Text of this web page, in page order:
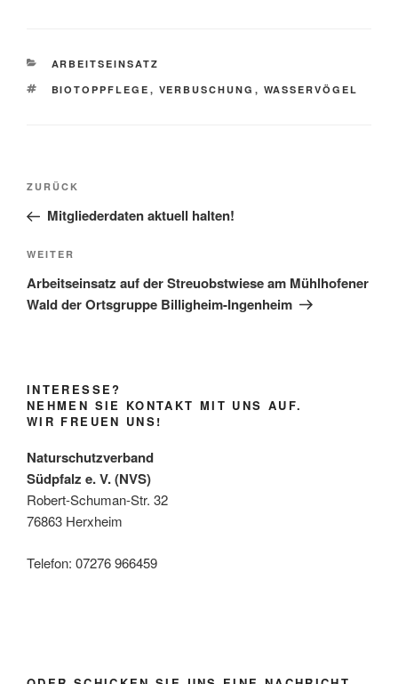
KATEGORIEN
ARBEITSEINSATZ
SCHLAGWÖRTER
BIOTOPPFLEGE , VERBUSCHUNG , WASSERVÖGEL
Beitragsnavigation
Vorheriger
Beitrag
ZURÜCK
Mitgliederdaten aktuell halten!
Nächster
Beitrag
WEITER
Arbeitseinsatz auf der Streuobstwiese am Mühlhofener
Wald der Ortsgruppe Billigheim-Ingenheim
INTERESSE?
NEHMEN SIE KONTAKT MIT UNS AUF.
WIR FREUEN UNS!
Naturschutzverband
Südpfalz e. V. (NVS)
Robert-Schuman-Str. 32
76863 Herxheim
Telefon: 07276 966459